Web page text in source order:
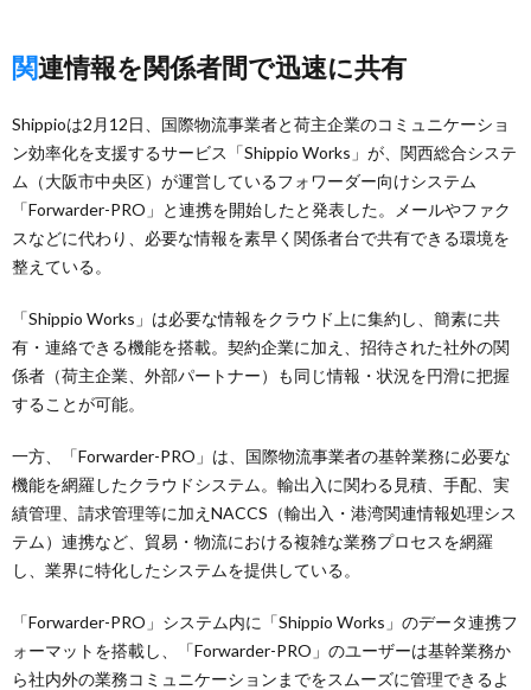
関連情報を関係者間で迅速に共有
Shippioは2月12日、国際物流事業者と荷主企業のコミュニケーショ
ン効率化を支援するサービス「Shippio Works」が、関西総合システ
ム（大阪市中央区）が運営しているフォワーダー向けシステム
「Forwarder-PRO」と連携を開始したと発表した。メールやファク
スなどに代わり、必要な情報を素早く関係者台で共有できる環境を
整えている。
「Shippio Works」は必要な情報をクラウド上に集約し、簡素に共
有・連絡できる機能を搭載。契約企業に加え、招待された社外の関
係者（荷主企業、外部パートナー）も同じ情報・状況を円滑に把握
することが可能。
一方、「Forwarder-PRO」は、国際物流事業者の基幹業務に必要な
機能を網羅したクラウドシステム。輸出入に関わる見積、手配、実
績管理、請求管理等に加えNACCS（輸出入・港湾関連情報処理シス
テム）連携など、貿易・物流における複雑な業務プロセスを網羅
し、業界に特化したシステムを提供している。
「Forwarder-PRO」システム内に「Shippio Works」のデータ連携フ
ォーマットを搭載し、「Forwarder-PRO」のユーザーは基幹業務か
ら社内外の業務コミュニケーションまでをスムーズに管理できるよ